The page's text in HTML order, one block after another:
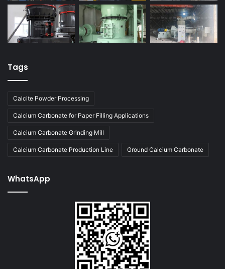
Tags
Calcite Powder Processing
Calcium Carbonate for Paper Filling Applications
Calcium Carbonate Grinding Mill
Calcium Carbonate Production Line Ground Calcium Carbonate
WhatsApp